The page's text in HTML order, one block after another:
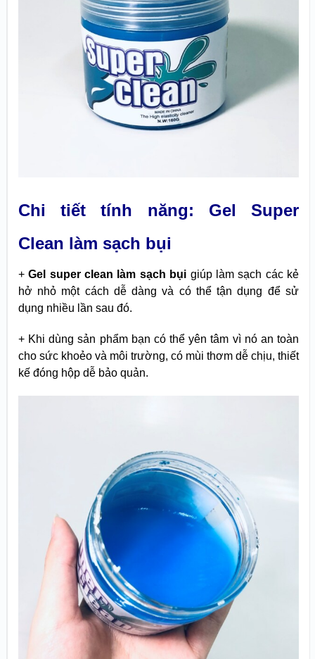
Chi tiết tính năng: Gel Super
Clean làm sạch bụi
+Gel super clean làm sạch bụi giúp làm sạch các kẻ
hở nhỏ một cách dễ dàng và có thể tận dụng để sử
dụng nhiều lần sau đó.
+ Khi dùng sản phẩm bạn có thể yên tâm vì nó an toàn
cho sức khoẻo và môi trường, có mùi thơm dễ chịu, thiết
kế đóng hộp dễ bảo quản.